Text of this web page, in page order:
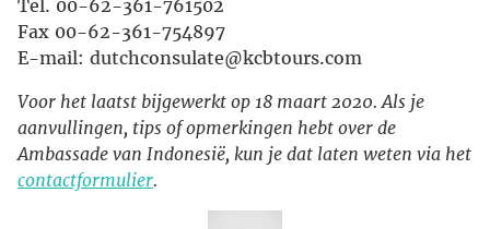
Tel. 00-62-361-761502
Fax 00-62-361-754897
E-mail: dutchconsulate@kcbtours.com
Voor het laatst bijgewerkt op 18 maart 2020. Als je
aanvullingen, tips of opmerkingen hebt over de
Ambassade van Indonesië, kun je dat laten weten via het
contactformulier.